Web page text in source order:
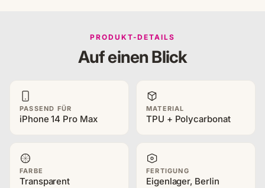
PRODUKT-DETAILS
Auf einen Blick
PASSEND FÜR
iPhone 14 Pro Max
MATERIAL
TPU + Polycarbonat
FARBE
Transparent
FERTIGUNG
Eigenlager, Berlin